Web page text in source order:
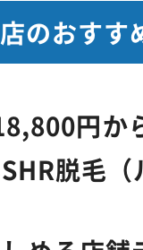
のおすす
円か
脱毛